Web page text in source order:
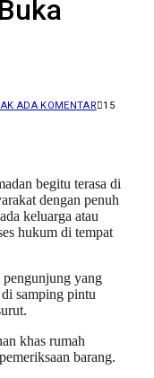
ADA KOMENTAR
15
begitu terasa di
dengan penuh
keluarga atau
hukum di tempat
yang
samping pintu
khas rumah
barang.